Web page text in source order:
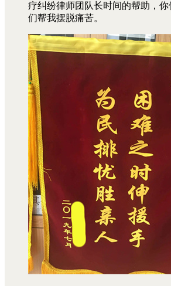
疗纠纷律师团队长时间的帮助，
们帮我摆脱痛苦。